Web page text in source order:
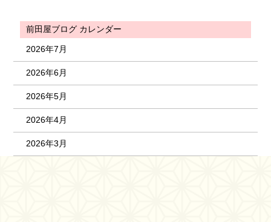
前田屋ブログ カレンダー
2026年7月
2026年6月
2026年5月
2026年4月
2026年3月